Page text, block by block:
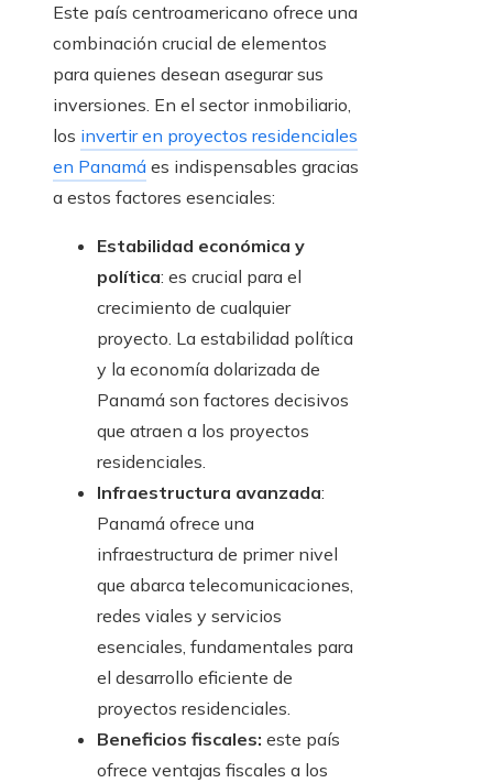
Este país centroamericano ofrece una
combinación crucial de elementos
para quienes desean asegurar sus
inversiones. En el sector inmobiliario,
los invertir en proyectos residenciales
en Panamá es indispensables gracias
a estos factores esenciales:
Estabilidad económica y
política: es crucial para el
crecimiento de cualquier
proyecto. La estabilidad política
y la economía dolarizada de
Panamá son factores decisivos
que atraen a los proyectos
residenciales.
Infraestructura avanzada:
Panamá ofrece una
infraestructura de primer nivel
que abarca telecomunicaciones,
redes viales y servicios
esenciales, fundamentales para
el desarrollo eficiente de
proyectos residenciales.
Beneficios fiscales: este país
ofrece ventajas fiscales a los